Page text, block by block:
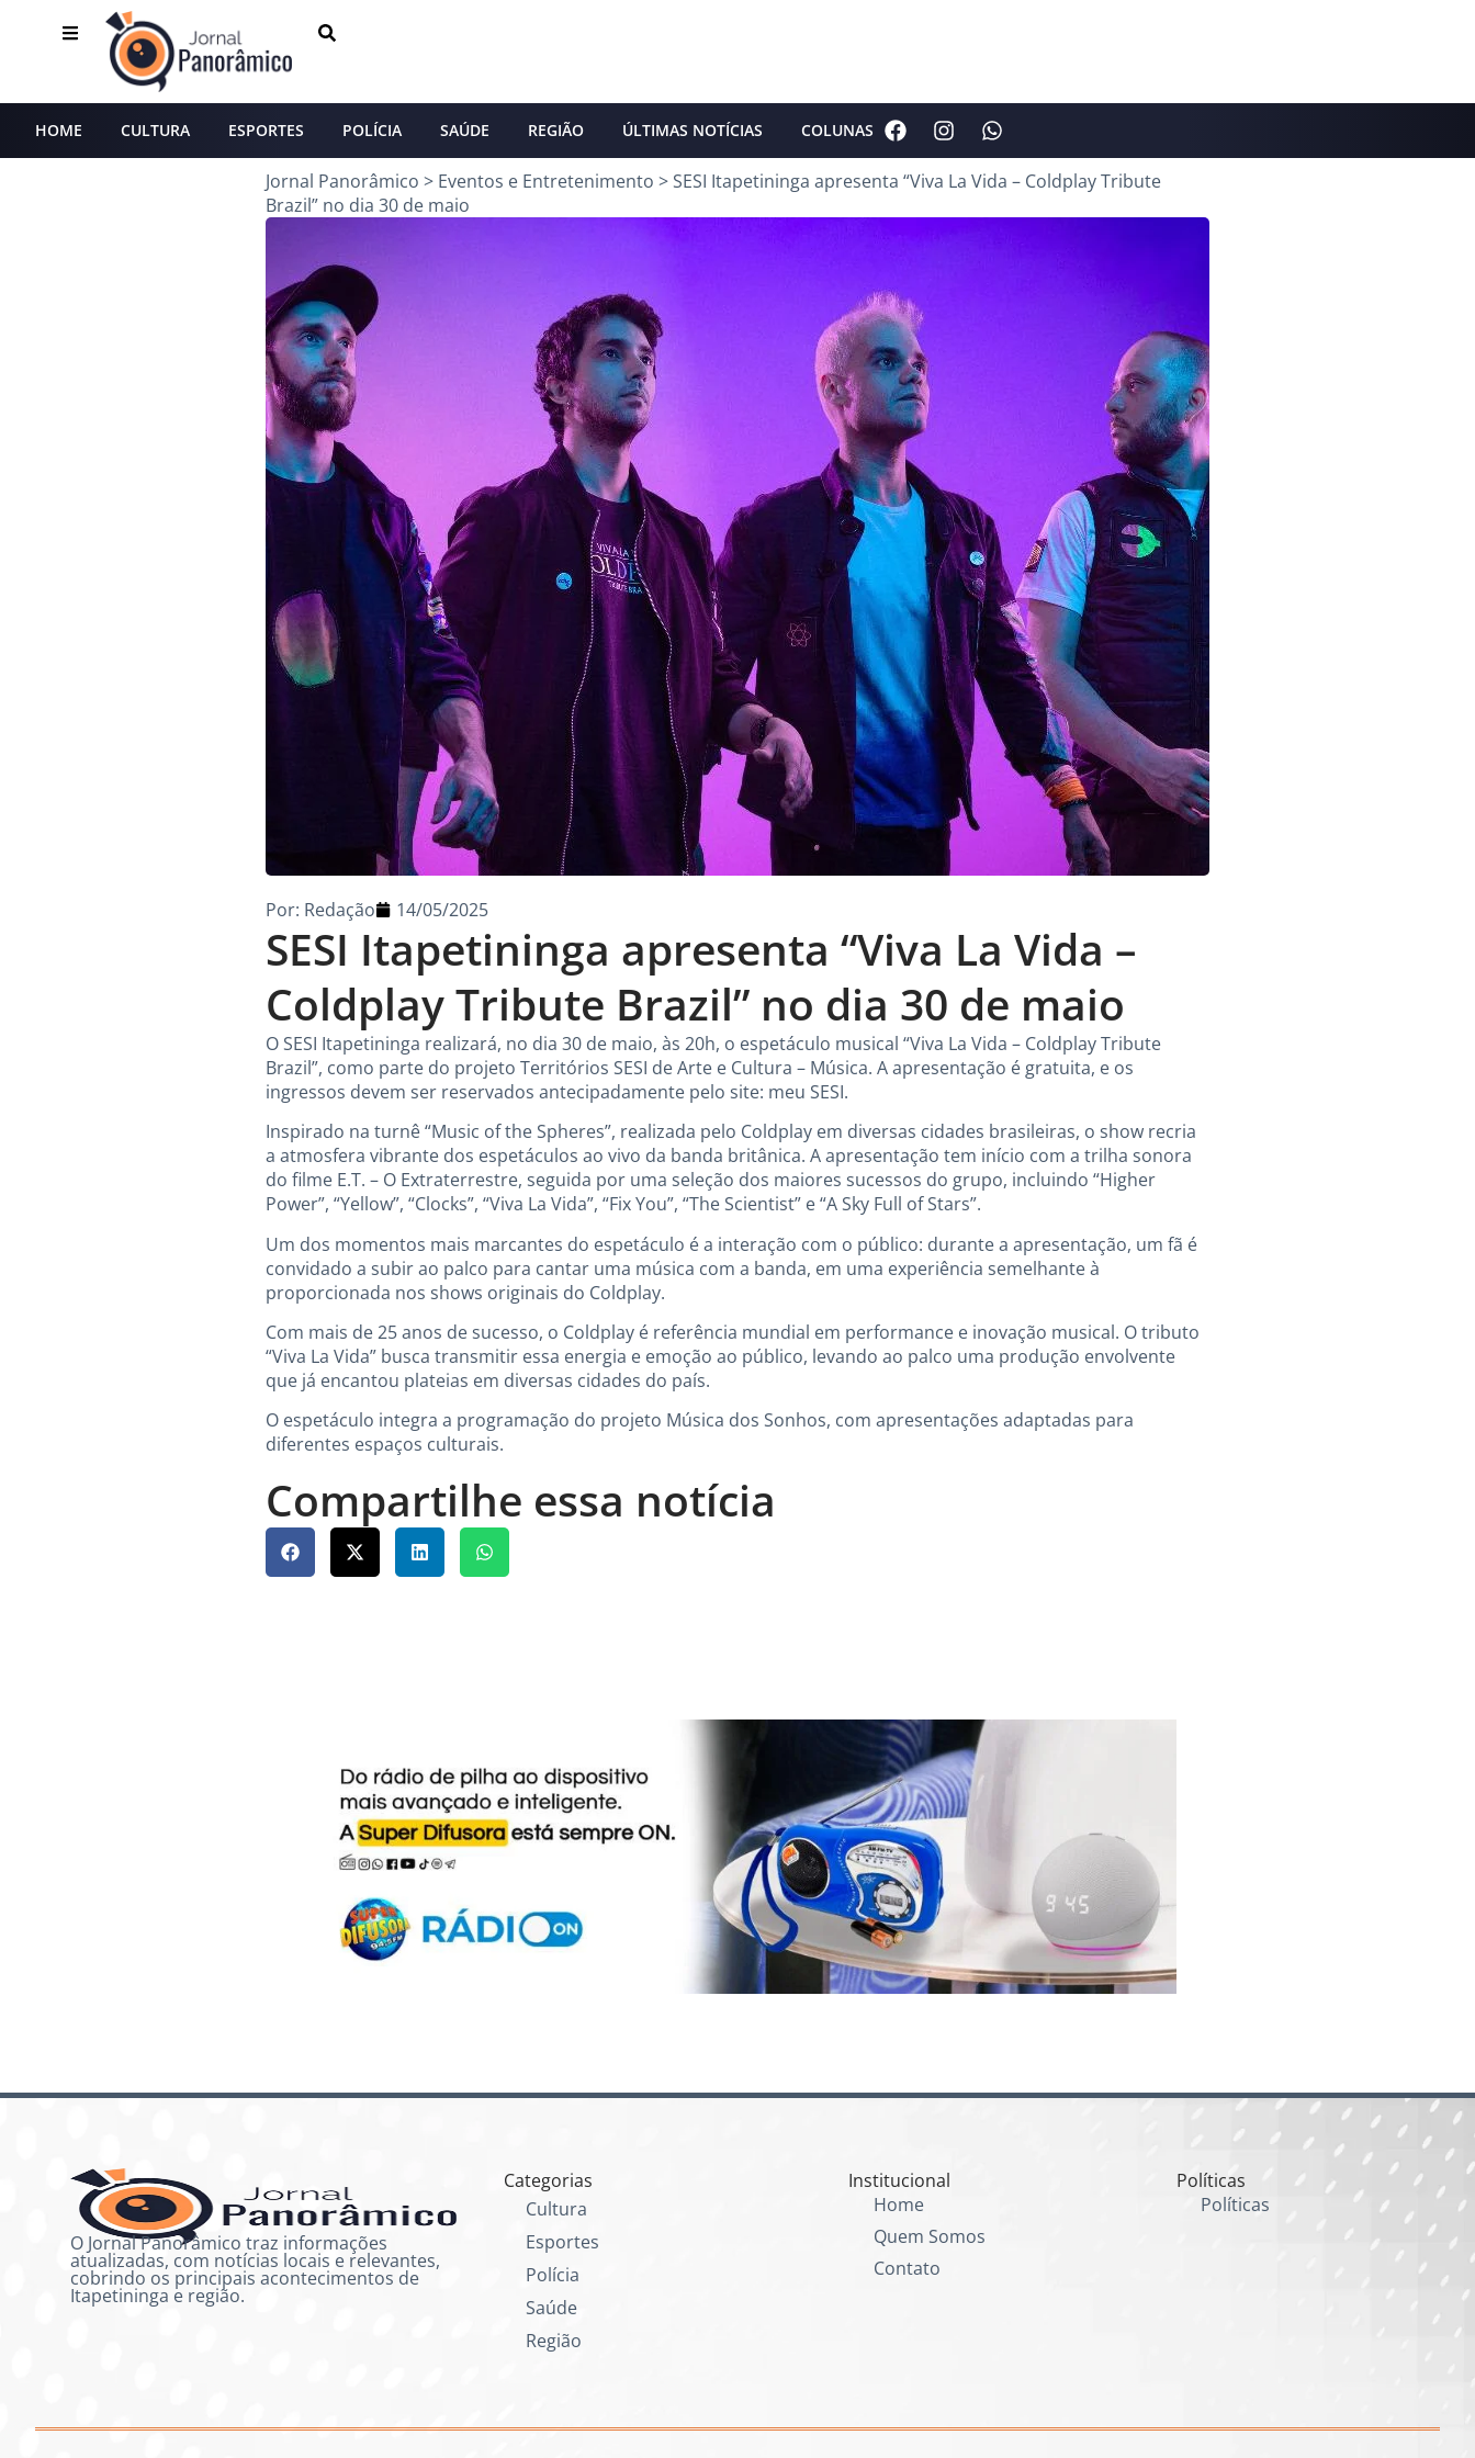
HOME CULTURA ESPORTES POLÍCIA SAÚDE REGIÃO ÚLTIMAS NOTÍCIAS COLUNAS
Jornal Panorâmico > Eventos e Entretenimento >SESI Itapetininga apresenta “Viva La Vida – Coldplay Tribute
Brazil” no dia 30 de maio
SESI Itapetininga apresenta “Viva La Vida –
Coldplay Tribute Brazil” no dia 30 de maio
Por: Redação 14/05/2025
O SESI Itapetininga realizará, no dia 30 de maio, às 20h, o espetáculo musical “Viva La Vida – Coldplay Tribute
Brazil”, como parte do projeto Territórios SESI de Arte e Cultura – Música. A apresentação é gratuita, e os
ingressos devem ser reservados antecipadamente pelo site: meu SESI.
Inspirado na turnê “Music of the Spheres”, realizada pelo Coldplay em diversas cidades brasileiras, o show recria
a atmosfera vibrante dos espetáculos ao vivo da banda britânica. A apresentação tem início com a trilha sonora
do filme E.T. – O Extraterrestre, seguida por uma seleção dos maiores sucessos do grupo, incluindo “Higher
Power”, “Yellow”, “Clocks”, “Viva La Vida”, “Fix You”, “The Scientist” e “A Sky Full of Stars”.
Um dos momentos mais marcantes do espetáculo é a interação com o público: durante a apresentação, um fã é
convidado a subir ao palco para cantar uma música com a banda, em uma experiência semelhante à
proporcionada nos shows originais do Coldplay.
Com mais de 25 anos de sucesso, o Coldplay é referência mundial em performance e inovação musical. O tributo
“Viva La Vida” busca transmitir essa energia e emoção ao público, levando ao palco uma produção envolvente
que já encantou plateias em diversas cidades do país.
O espetáculo integra a programação do projeto Música dos Sonhos, com apresentações adaptadas para
diferentes espaços culturais.
Compartilhe essa notícia
O Jornal Panorâmico traz informações
atualizadas, com notícias locais e relevantes,
cobrindo os principais acontecimentos de
Itapetininga e região.
Categorias
Cultura
Esportes
Polícia
Saúde
Região
Institucional
Home
Quem Somos
Contato
Políticas
Políticas